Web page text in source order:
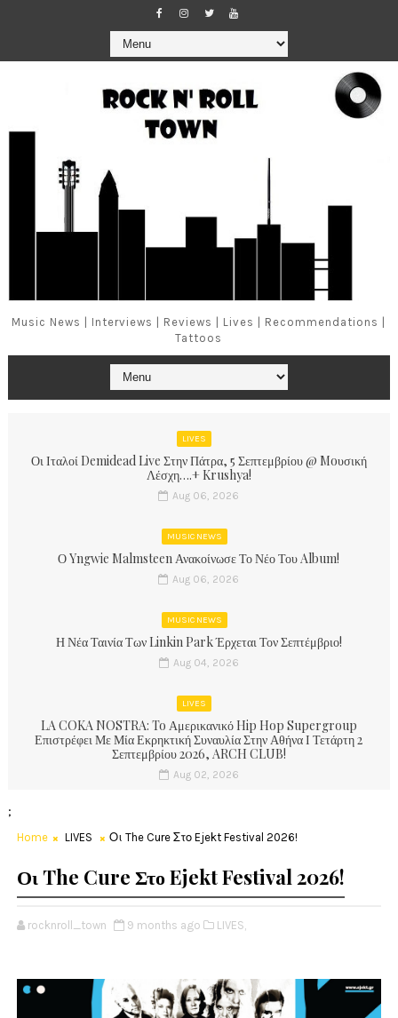
Music News | Interviews | Reviews | Lives | Recommendations |
Tattoos
LIVES
Οι Ιταλοί Demidead Live Στην Πάτρα, 5 Σεπτεμβρίου @ Moυσική
Λέσχη….+ Krushya!
Aug 06, 2026
MUSIC NEWS
Ο Yngwie Malmsteen Ανακοίνωσε Το Νέο Του Album!
Aug 06, 2026
MUSIC NEWS
Η Νέα Ταινία Των Linkin Park Έρχεται Τον Σεπτέμβριο!
Aug 04, 2026
LIVES
LA COKA NOSTRA: To Αμερικανικό Hip Hop Supergroup
Επιστρέφει Με Μία Εκρηκτική Συναυλία Στην Αθήνα Ι Τετάρτη 2
Σεπτεμβρίου 2026, ARCH CLUB!
Aug 02, 2026
;
Home LIVES Οι The Cure Στο Ejekt Festival 2026!
Οι The Cure Στο Ejekt Festival 2026!
rocknroll_town 9 months ago LIVES,